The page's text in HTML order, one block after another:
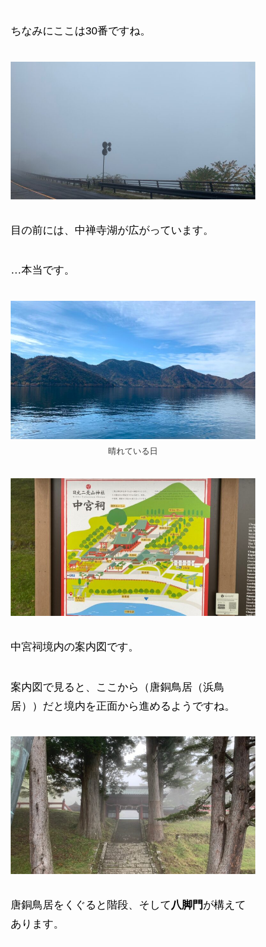
ちなみにここは30番ですね。
目の前には、中禅寺湖が広がっています。
…本当です。
晴れている日
中宮祠境内の案内図です。
案内図で見ると、ここから（唐銅鳥居（浜鳥
居））だと境内を正面から進めるようですね。
唐銅鳥居をくぐると階段、そして八脚門 が構えて
あります。